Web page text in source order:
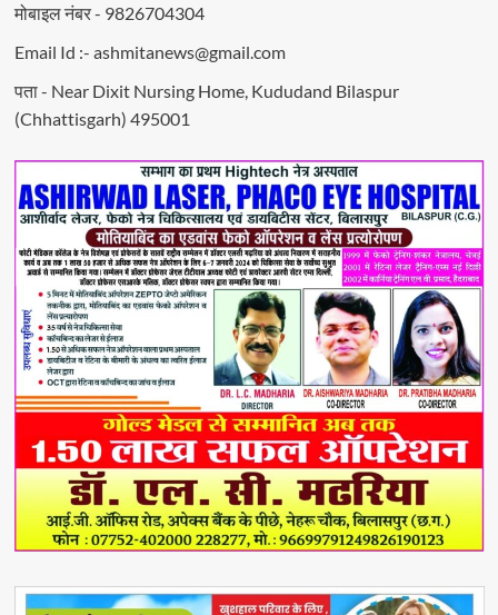
मोबाइल नंबर - 9826704304
Email Id :- ashmitanews@gmail.com
पता - Near Dixit Nursing Home, Kududand Bilaspur
(Chhattisgarh) 495001